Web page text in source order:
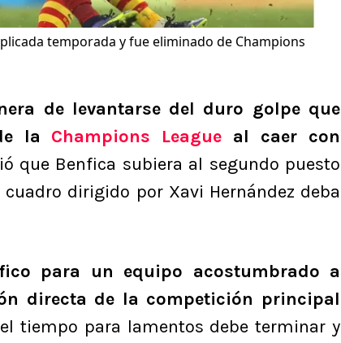
temporada y fue eliminado de Champions
de levantarse del duro golpe que
la Champions League al caer con
que Benfica subiera al segundo puesto
dirigido por Xavi Hernández deba
para un equipo acostumbrado a
directa de la competición principal
tiempo para lamentos debe terminar y